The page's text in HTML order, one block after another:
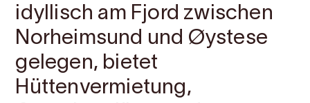
idyllisch am Fjord zwischen
Norheimsund und Øystese
gelegen, bietet
Hüttenvermietung,